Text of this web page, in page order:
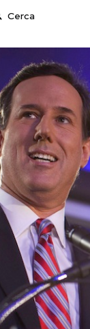
Auto
Moda
Libri
Consumismi
Storie/Idee
Ok Boomer!
Media
Europa
Altrecose
Mondiali